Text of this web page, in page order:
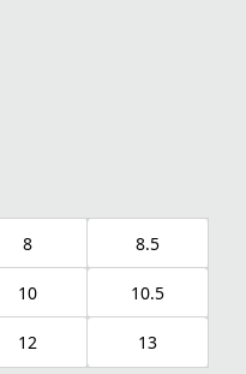
8 8.5
10 10.5
12 13